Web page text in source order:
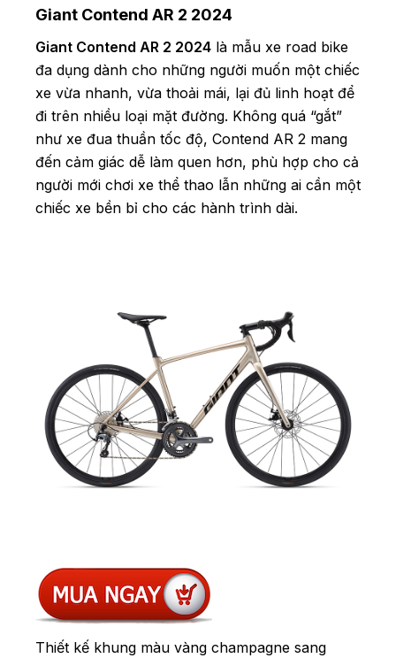
Giant Contend AR 2 2024
Giant Contend AR 2 2024 là mẫu xe road bike
đa dụng dành cho những người muốn một chiếc
xe vừa nhanh, vừa thoải mái, lại đủ linh hoạt để
đi trên nhiều loại mặt đường. Không quá “gắt”
như xe đua thuần tốc độ, Contend AR 2 mang
đến cảm giác dễ làm quen hơn, phù hợp cho cả
người mới chơi xe thể thao lẫn những ai cần một
chiếc xe bền bỉ cho các hành trình dài.
Thiết kế khung màu vàng champagne sang